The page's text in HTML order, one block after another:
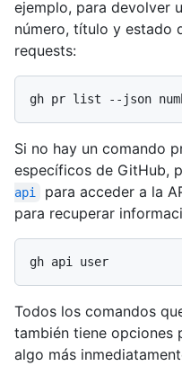
ejemplo, para devolver
número, título y estado
requests:
Si no hay un comando
específicos de GitHub,
api
para acceder a la
para recuperar
Todos los comandos
también tiene opciones
algo más